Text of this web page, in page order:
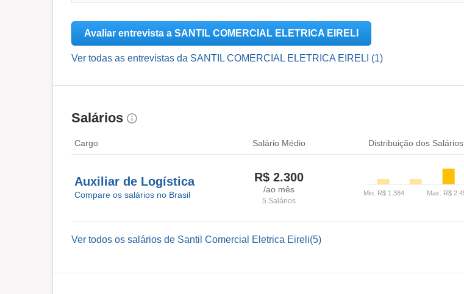
Avaliar entrevista a SANTIL COMERCIAL ELETRICA EIRELI
Ver todas as entrevistas da SANTIL COMERCIAL ELETRICA EIRELI (1)
Salários
Cargo Salário Médio Distribuição dos Salários
Auxiliar de Logística
Compare os salários no Brasil
R$ 2.300
/ao mês
5 Salários
Ver todos os salários de Santil Comercial Eletrica Eireli(5)